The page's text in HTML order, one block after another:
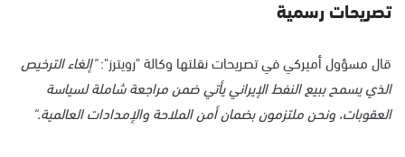
تصريحات رسمية
قال مسؤول أميركي في تصريحات نقلتها وكالة "رويترز":"إلغاء الترخيص
الذي يسمح ببيع النفط الإيراني يأتي ضمن مراجعة شاملة لسياسة
العقوبات، ونحن ملتزمون بضمان أمن الملاحة والإمدادات العالمية."